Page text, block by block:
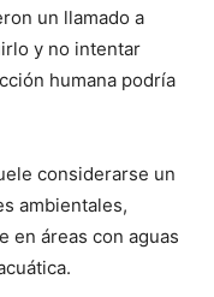
un llamado a
y no intentar
humana podría
considerarse un
ambientales,
en áreas con aguas